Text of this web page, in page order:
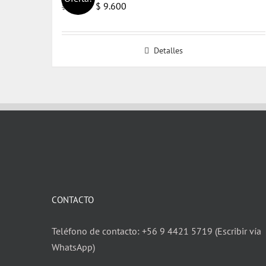
$
El
original
$ 9.600
actual
Detalles
CONTACTO
Teléfono de contacto: +56 9 4421 5719 (Escribir vía
WhatsApp)